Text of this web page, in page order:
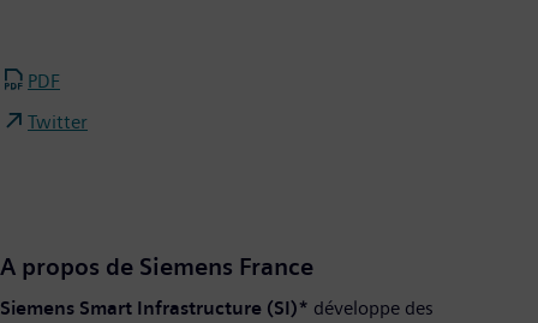
PDF
Twitter
A propos de Siemens France
Siemens Smart Infrastructure (SI)* développe des